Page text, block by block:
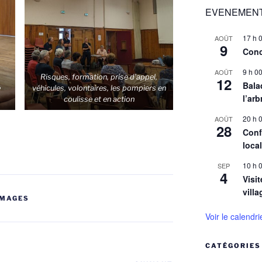
Risques, formation, prise d’appel,
véhicules, volontaires, les pompiers en
coulisse et en action
AOÛT
9
17 h
AOÛT
12
9 h
AOÛT
28
20 h
SEP
4
10 h
Voir le
CATÉGORIES